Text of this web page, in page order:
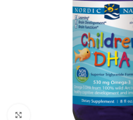
Click to enlarge